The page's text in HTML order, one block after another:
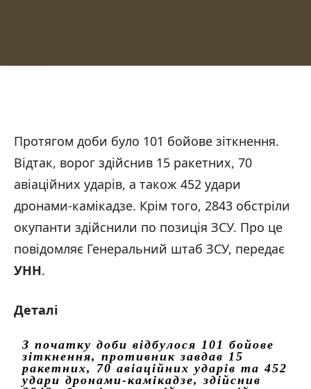
Протягом доби було 101 бойове зіткнення.
Відтак, ворог здійснив 15 ракетних, 70
авіаційних ударів, а також 452 удари
дронами-камікадзе. Крім того, 2843 обстріли
окупанти здійснили по позиція ЗСУ. Про це
повідомляє Генеральний штаб ЗСУ, передає
УНН.
Деталі
З початку доби відбулося 101 бойове
зіткнення, противник завдав 15
ракетних, 70 авіаційних ударів та 452
удари дронами-камікадзе, здійснив